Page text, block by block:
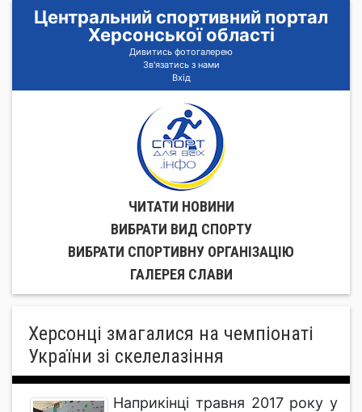
Центральний спортивний портал
Херсонської області
Дивитись фотогалерею
Зв'язатись з нами
Вхід
ЧИТАТИ НОВИНИ
ВИБРАТИ ВИД СПОРТУ
ВИБРАТИ СПОРТИВНУ ОРГАНIЗАЦIЮ
ГАЛЕРЕЯ СЛАВИ
Херсонці змагалися на чемпіонаті
України зі скелелазіння
Наприкінці травня 2017 року у